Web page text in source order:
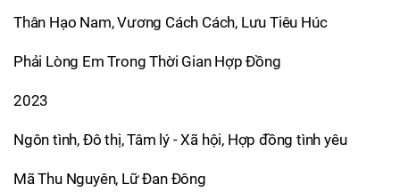
Thân Hạo Nam, Vương Cách Cách, Lưu Tiêu Húc
Phải Lòng Em Trong Thời Gian Hợp Đồng
2023
Ngôn tình, Đô thị, Tâm lý - Xã hội, Hợp đồng tình yêu
Mã Thu Nguyên, Lữ Đan Đông